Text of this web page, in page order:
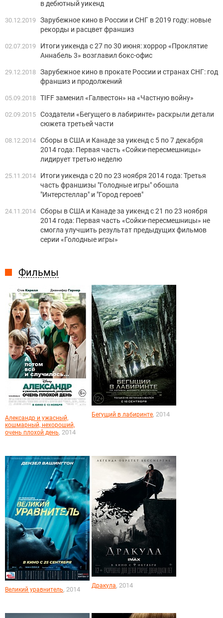
Фильмы
Александр и ужасный,
кошмарный, нехороший,
очень плохой день, 2014
Бегущий в лабиринте, 2014
Великий уравнитель, 2014 Дракула, 2014
в дебютный уикенд
30.12.2019 Зарубежное кино в России и СНГ в 2019 году: новые
рекорды и расцвет франшиз
02.07.2019
Итоги уикенда с 27 по 30 июня: хоррор «Проклятие
Аннабель 3» возглавил бокс-офис
29.12.2018 Зарубежное кино в прокате России и странах СНГ: год
франшиз и продолжений
05.09.2018 TIFF заменил «Галвестон» на «Частную войну»
02.09.2015 Создатели «Бегущего в лабиринте» раскрыли детали
сюжета третьей части
08.12.2014 Сборы в США и Канаде за уикенд с 5 по 7 декабря
2014 года: Первая часть «Сойки-пересмешницы»
лидирует третью неделю
25.11.2014
Итоги уикенда c 20 по 23 ноября 2014 года: Третья
часть франшизы "Голодные игры" обошла
"Интерстеллар" и "Город героев"
24.11.2014 Сборы в США и Канаде за уикенд с 21 по 23 ноября
2014 года: Первая часть «Сойки-пересмешницы» не
смогла улучшить результат предыдущих фильмов
серии «Голодные игры»